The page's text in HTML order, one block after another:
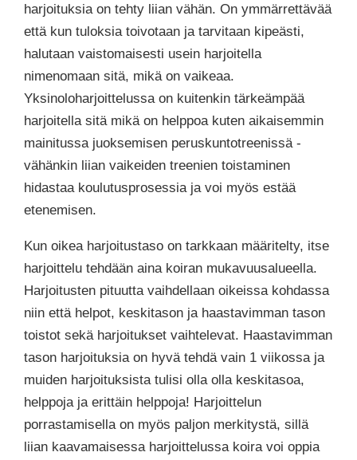
harjoituksia on tehty liian vähän. On ymmärrettävää
että kun tuloksia toivotaan ja tarvitaan kipeästi,
halutaan vaistomaisesti usein harjoitella
nimenomaan sitä, mikä on vaikeaa.
Yksinoloharjoittelussa on kuitenkin tärkeämpää
harjoitella sitä mikä on helppoa kuten aikaisemmin
mainitussa juoksemisen peruskuntotreenissä -
vähänkin liian vaikeiden treenien toistaminen
hidastaa koulutusprosessia ja voi myös estää
etenemisen.
Kun oikea harjoitustaso on tarkkaan määritelty, itse
harjoittelu tehdään aina koiran mukavuusalueella.
Harjoitusten pituutta vaihdellaan oikeissa kohdassa
niin että helpot, keskitason ja haastavimman tason
toistot sekä harjoitukset vaihtelevat. Haastavimman
tason harjoituksia on hyvä tehdä vain 1 viikossa ja
muiden harjoituksista tulisi olla olla keskitasoa,
helppoja ja erittäin helppoja! Harjoittelun
porrastamisella on myös paljon merkitystä, sillä
liian kaavamaisessa harjoittelussa koira voi oppia